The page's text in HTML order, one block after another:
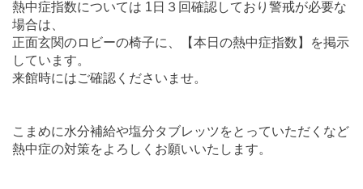
熱中症指数については 1日３回確認しており警戒が必要な
場合は、
正面玄関のロビーの椅子に、【本日の熱中症指数】を掲示
しています。
来館時にはご確認くださいませ。
こまめに水分補給や塩分タブレッツをとっていただくなど
熱中症の対策をよろしくお願いいたします。